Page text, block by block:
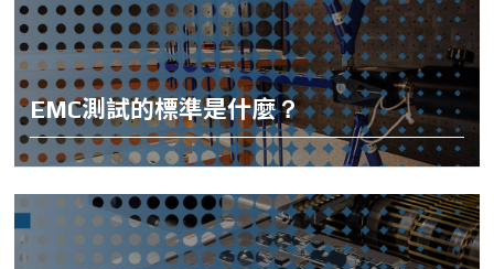
EMC測試的標準是什麼？